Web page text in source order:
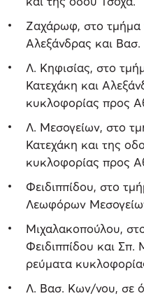
Ζαχάρωφ, στο
Αλεξάνδρας και Βασ.
Λ. Κηφισίας, στο
Κατεχάκη και
κυκλοφορίας προς
Λ. Μεσογείων, στο
Κατεχάκη και της
κυκλοφορίας προς
Φειδιππίδου, στο
Λεωφόρων
Μιχαλακοπούλου,
Φειδιππίδου και
ρεύματα
Λ. Βασ. Κων/νου, σε